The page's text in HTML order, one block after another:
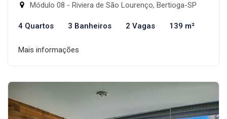
Módulo 08 - Riviera de São Lourenço, Bertioga-SP
4 Quartos 3 Banheiros 2 Vagas 139 m²
Mais informações